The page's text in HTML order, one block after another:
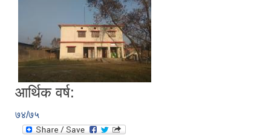
आर्थिक वर्ष:
७४/७५